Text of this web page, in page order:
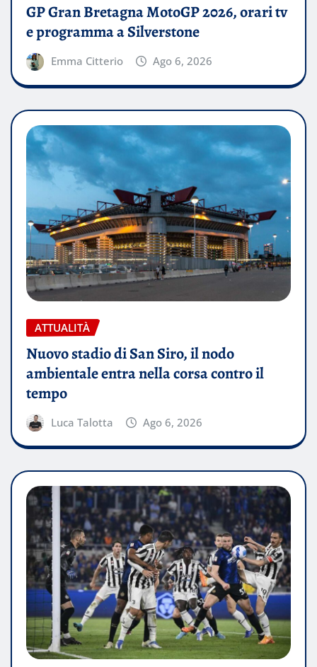
GP Gran Bretagna MotoGP 2026, orari tv
e programma a Silverstone
Emma Citterio Ago 6, 2026
ATTUALITÀ
Nuovo stadio di San Siro, il nodo
ambientale entra nella corsa contro il
tempo
Luca Talotta Ago 6, 2026